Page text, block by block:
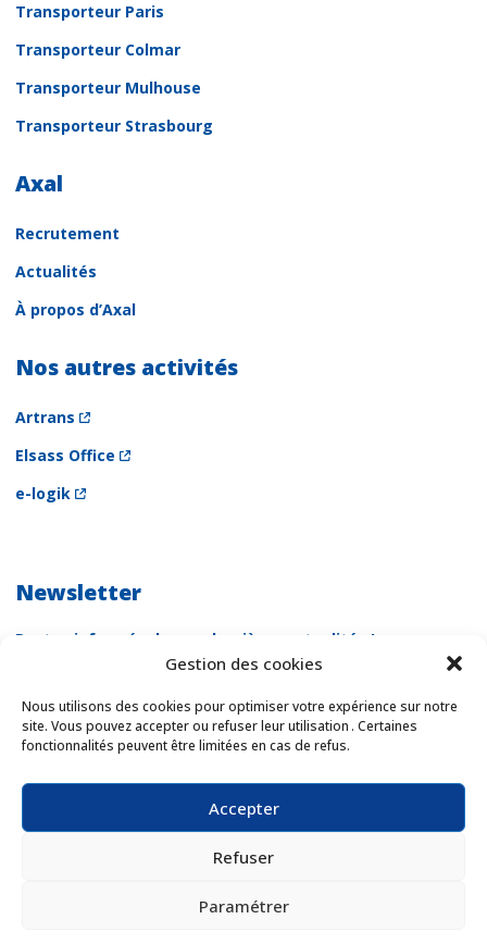
Gestion des cookies
Nous utilisons des cookies pour optimiser votre expérience sur notre
site. Vous pouvez accepter ou refuser leur utilisation . Certaines
fonctionnalités peuvent être limitées en cas de refus.
Accepter
Refuser
Paramétrer
Transporteur Paris
Transporteur Colmar
Transporteur Mulhouse
Transporteur Strasbourg
Axal
Recrutement
Actualités
À propos d’Axal
Nos autres activités
Artrans
Elsass Office
e-logik
Newsletter
Restez informés de nos dernières actualités !
Newsletter
Email *